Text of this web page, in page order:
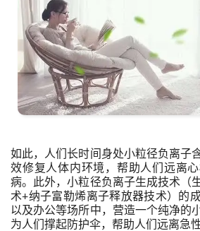
如此，人们长时间身处小粒径负离子
效修复人体内环境，帮助人们远离
病。此外，小粒径负离子生成技术（
术+纳子富勒烯离子释放器技术）的
以及办公等场所中，营造一个纯净的
为人们撑起防护伞，帮助人们远离急性